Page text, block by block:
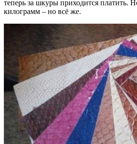
теперь за шкуры приходится платить.
килограмм – но всё же.